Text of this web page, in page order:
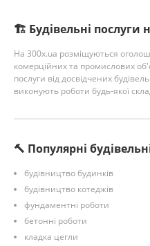
🏗️ Будівельні послуги
На 300x.ua розміщуються
комерційних та промислових
послуги від досвідчених
виконують роботи будь-якої
🔨 Популярні
будівництво будинків
будівництво котеджів
фундаментні роботи
бетонні роботи
кладка цегли